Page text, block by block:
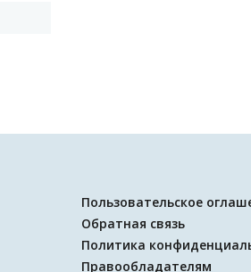
Пользовательское
Обратная связь
Политика
Правообладателям